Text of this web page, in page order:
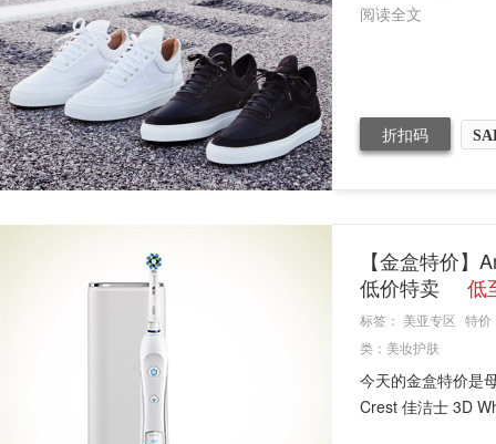
阅读全文
折扣码
【金盒特价
低价特卖
低
标签： 美亚专区 特价
类： 美妆护肤
今天的金盒特价是
Crest 佳洁士 3D